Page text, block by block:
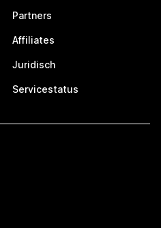
Partners
Affiliates
Juridisch
Servicestatus